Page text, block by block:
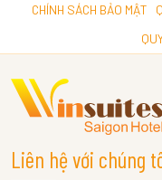
CHÍNH SÁCH BẢO MẬT
Liên hệ với chúng